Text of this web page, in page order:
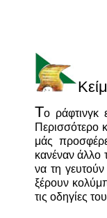
Το ράφτινγκ
Περισσότερο
μάς
κανέναν άλλο
να τη
ξέρουν
τις οδηγίες